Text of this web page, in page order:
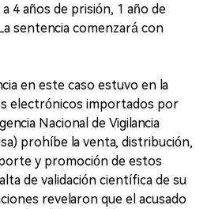
4 años de prisión, 1 año de
sentencia comenzará con
en este caso estuvo en la
electrónicos importados por
Nacional de Vigilancia
prohíbe la venta, distribución,
y promoción de estos
de validación científica de su
revelaron que el acusado